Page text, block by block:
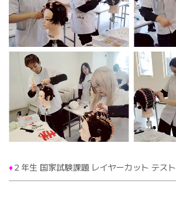
♦️２年生 国家試験課題 レイヤーカット テスト